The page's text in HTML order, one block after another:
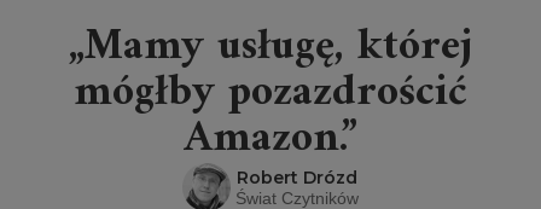
„Mamy usługę, której
mógłby pozazdrościć
Amazon.”
Robert Drózd
Świat Czytników